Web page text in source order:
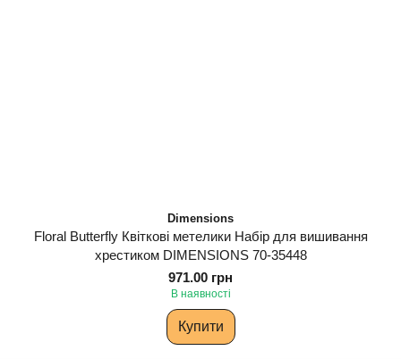
Dimensions
Floral Butterfly Квіткові метелики Набір для вишивання
хрестиком DIMENSIONS 70-35448
971.00 грн
В наявності
Купити